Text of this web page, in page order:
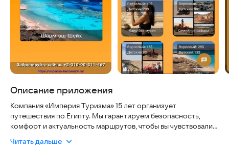
Описание приложения
Компания «Империя Туризма» 15 лет организует
путешествия по Египту. Мы гарантируем безопасность,
комфорт и актуальность маршрутов, чтобы вы чувствовали
Читать дальше